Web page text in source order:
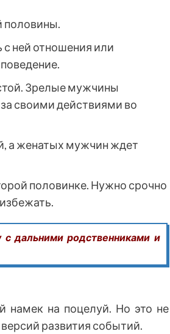
половины.
с ней отношения или
Зрелые мужчины
своими действиями во
а женатых мужчин ждет
половинке. Нужно срочно
с дальними родственниками и
намек на поцелуй. Но это не
развития событий.